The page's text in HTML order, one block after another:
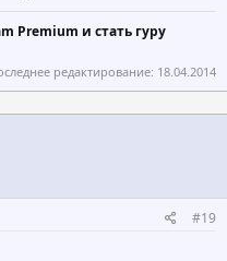
Premium и стать гуру
редактирование: 18.04.2014
#19